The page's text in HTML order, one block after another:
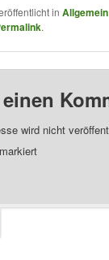
inAllgemein
.
wird nicht
markiert